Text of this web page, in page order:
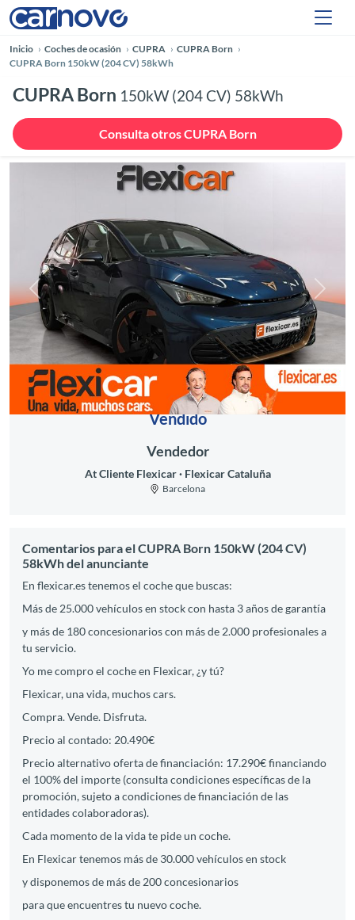
Inicio Coches de ocasión CUPRA
CUPRA Born
CUPRA Born 150kW (204 CV) 58kWh
CUPRA Born 150kW (204 CV) 58kWh
Consulta otros CUPRA Born
Anterior
Vendido
Vendedor
At Cliente Flexicar Flexicar Cataluña
Barcelona
Comentarios para el CUPRA Born 150kW (204 CV)
58kWh del anunciante
En flexicar.es tenemos el coche que buscas:
Más de 25.000 vehículos en stock con hasta 3 años de garantía
y más de 180 concesionarios con más de 2.000 profesionales a
tu servicio.
Yo me compro el coche en Flexicar, ¿y tú?
Flexicar, una vida, muchos cars.
Compra. Vende. Disfruta.
Precio al contado: 20.490€
Precio alternativo oferta de financiación: 17.290€ financiando
el 100% del importe (consulta condiciones específicas de la
promoción, sujeto a condiciones de financiación de las
entidades colaboradoras).
Cada momento de la vida te pide un coche.
En Flexicar tenemos más de 30.000 vehículos en stock
y disponemos de más de 200 concesionarios
para que encuentres tu nuevo coche.